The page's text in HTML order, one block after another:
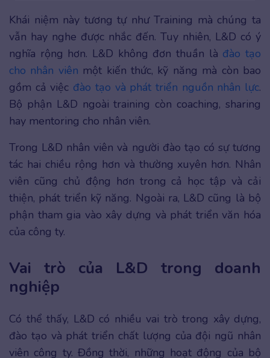
Khái niệm này tương tự như Training mà chúng ta
vẫn hay nghe được nhắc đến. Tuy nhiên, L&D có ý
nghĩa rộng hơn. L&D không đơn thuần là đào tạo
cho nhân viên một kiến thức, kỹ năng mà còn bao
gồm cả việc đào tạo và phát triển nguồn nhân lực.
Bộ phận L&D ngoài training còn coaching, sharing
hay mentoring cho nhân viên.
Trong L&D nhân viên và người đào tạo có sự tương
tác hai chiều rộng hơn và thường xuyên hơn. Nhân
viên cũng chủ động hơn trong cả học tập và cải
thiện, phát triển kỹ năng. Ngoài ra, L&D cũng là bộ
phận tham gia vào xây dựng và phát triển văn hóa
của công ty.
Vai trò của L&D trong doanh
nghiệp
Có thể thấy, L&D có nhiều vai trò trong xây dựng,
đào tạo và phát triển chất lượng của đội ngũ nhân
viên công ty. Đồng thời, những hoạt động của bộ